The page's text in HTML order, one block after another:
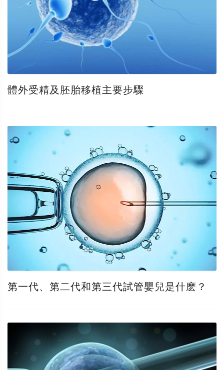
體外受精及胚胎移植主要步驟
第一代、第二代和第三代試管嬰兒是什麽？